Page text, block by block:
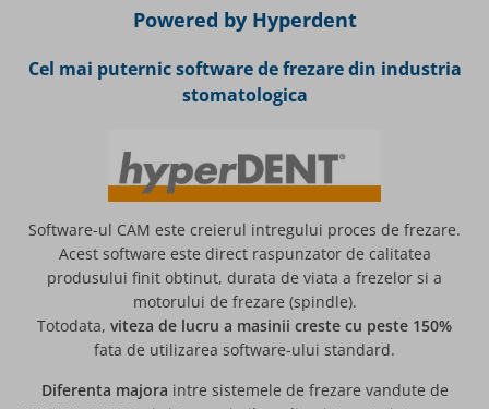
Powered by Hyperdent
Cel mai puternic software de frezare din industria
stomatologica
Software-ul CAM este creierul intregului proces de frezare.
Acest software este direct raspunzator de calitatea
produsului finit obtinut, durata de viata a frezelor si a
motorului de frezare (spindle).
Totodata, viteza de lucru a masinii creste cu peste 150%
fata de utilizarea software-ului standard.
Diferenta majora intre sistemele de frezare vandute de